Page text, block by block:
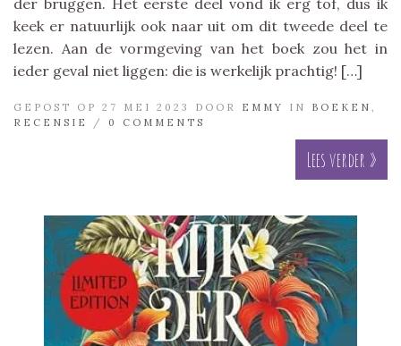
keek er natuurlijk ook naar uit om dit tweede deel te
lezen. Aan de vormgeving van het boek zou het in
ieder geval niet liggen: die is werkelijk prachtig! […]
GEPOST OP 27 MEI 2023 DOOR EMMY IN BOEKEN
RECENSIE
/ 0 COMMENTS
Lees verder »